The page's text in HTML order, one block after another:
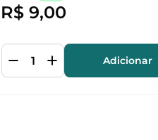
R$ 9,00
Adicionar